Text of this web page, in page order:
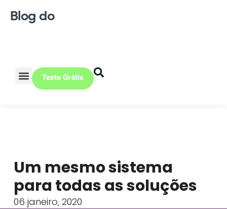
Blog do
Teste Grátis
Um mesmo sistema
para todas as soluções
06 janeiro, 2020